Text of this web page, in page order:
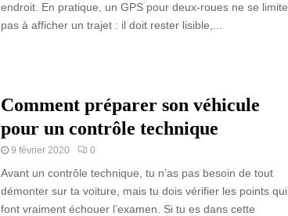
endroit. En pratique, un GPS pour deux-roues ne se limite
pas à afficher un trajet : il doit rester lisible,...
Comment préparer son véhicule
pour un contrôle technique
9 février 2020 0
Avant un contrôle technique, tu n’as pas besoin de tout
démonter sur ta voiture, mais tu dois vérifier les points qui
font vraiment échouer l’examen. Si tu es dans cette